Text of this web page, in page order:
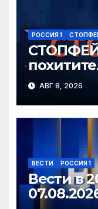
РОССИЯ 1
ангелов»
мирных
свои
АВГ 8, 2026
ВЕСТИ РОССИЯ 1
Вести в